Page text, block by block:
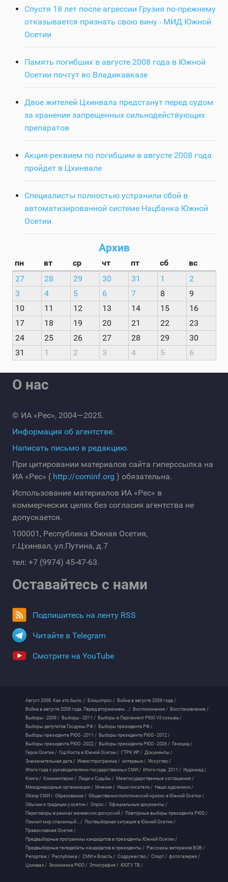
Спустя 18 лет после агрессии Грузия по-прежнему
отказывается признать свою вину - МИД Южной
Осетии
Память погибших в августе 2008 года в Южной
Осетии почтут во Владикавказе
Двое жителей Цхинвала предстанут перед судом
за хранение запрещенных сильнодействующих
препаратов
Акция-реквием по погибшим в августе 2008 года
пройдет в Цхинвале
Специалисты полностью устранили сбой в
автоматизированной системе Нацбанка Южной
Осетии
Архив
пн вт ср чт пт сб
вс
27
28 29 30 31 1
2
3
4 5 6 7 8
9
10
11 12 13 14 15
16
17
18 19 20 21 22
23
24
25 26 27 28 29
30
31
1 2 3 4 5 6
О нас
© ИА «Рес», 2004—2025.
Информация об агентстве.
Написать письмо в редакцию.
При цитировании материалов сайта гиперссылка на
ИА «Рес» ( http://cominf.org ) обязательна.
Использование материалов ИА «Рес» в
коммерческих целях без согласия агентства не
допускается.
100001, Республика Южная Осетия,
г.Цхинвал, ул.Путина, д.7
тел: +7 (9974) 45-47-63.
Оставайтесь с нами
Подпишитесь на ленту RSS
Читайте в Telegram
Смотрите на YouTube
Август 2008. Как это было. / Блиц-опрос / Война в августе 2008 года /
Война в августе 2008 года. Перед вторжением... / Воспоминания / Восстановление /
Выборы - 2009 / Выборы - 2011 / Выборы в Парламент РЮО VII созыва /
Выборы депутатов Госдумы РФ / Выборы президента РФ /
Выборы президента РЮО - 2011 / Выборы президента РЮО - 2012 /
Выборы президента РЮО - 2022 / Выборы президента РЮО - 2026 / Геноцид /
Герои Осетии / Год Коста в Южной Осетии / ГТРК ИР / Документы /
Знаменательная дата / Инвестпрограмма / интервью / Искуство /
Итоги года с руководителями государственных СМИ / Итоги года. 2011 / Иудзинад /
Книги / Комментарии / Люди и Судьбы / Межгосударственные соглашения /
Международные организации / Мнение / Наши писатели / Наши художники /
Обзор СМИ / Образование / Общественно-политический кризис в Южной Осетии /
Обычаи и традиции у осетин / Опрос / Официальные документы /
Переговоры в рамках женевских дискуссий / Повторные выборы президента РЮО /
Помнит мир спасенный... / Поствыборная ситуация в Южной Осетии /
Православная Осетия /
Предвыборные программы кандидатов в президенты Южной Осетии /
Предвыборные теледебаты кандидатов в президенты / Рассказы ветеранов ВОВ /
Репортаж / Республика / СМИ и Власть / Содружество / Спорт / фотогалерея /
Цхинвал / Экономика РЮО / Этнография / ЮОГУ ТВ /